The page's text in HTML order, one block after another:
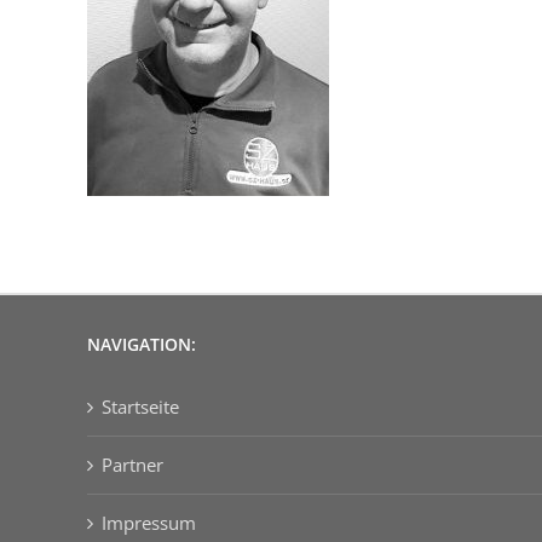
NAVIGATION:
Startseite
Partner
Impressum